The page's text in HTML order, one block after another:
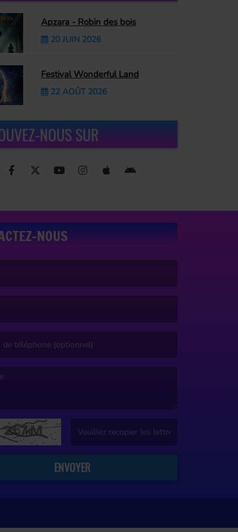
Apzara - Robin des bois
20 JUIN 2026
Festival Wonderful Land
22 AOÛT 2026
NOUS SUR
NOUS
ENVOYER